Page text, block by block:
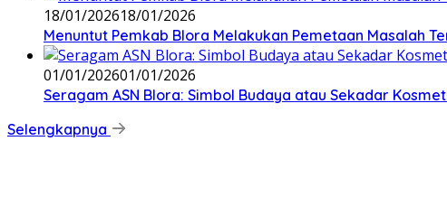
18/01/202618/01/2026
‎Menuntut Pemkab Blora Melakukan Pemetaan Masalah
01/01/202601/01/2026
‎Seragam ASN Blora: Simbol Budaya atau Sekadar
Selengkapnya